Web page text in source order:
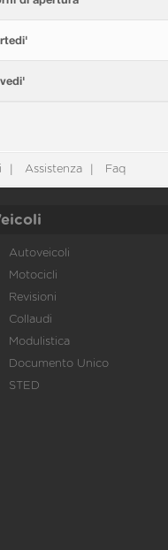
Assistenza Faq
Autoveicoli
Motocicli
Revisioni
Collaudi
Modulistica
Documento Unico
STED